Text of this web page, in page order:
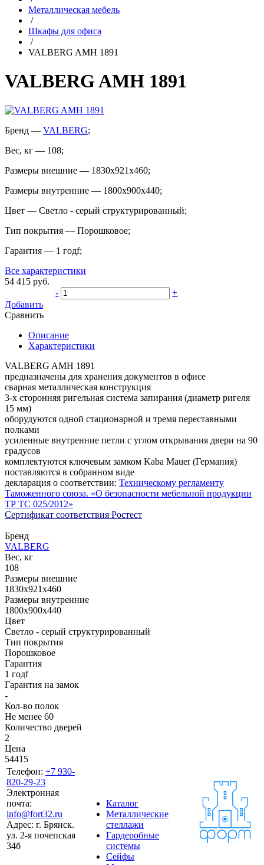
Металлическая мебель
/
Шкафы для офиса
/
VALBERG AMH 1891
VALBERG AMH 1891
Бренд — VALBERG;
Вес, кг — 108;
Размеры внешние — 1830x921x460;
Размеры внутренние — 1800x900x440;
Цвет — Светло - серый структурированный;
Тип покрытия — Порошковое;
Гарантия — 1 годf;
Все характеристики
54 415 руб.
-
+
Добавить
Сравнить
Описание
Характеристики
VALBERG AMH 1891
предназначены для хранения документов в офисе
сварная металлическая конструкция
3-х сторонняя ригельная система запирания (диаметр ригеля
15 мм)
оборудуются одной стационарной и тремя переставными
полками
усиленные внутренние петли с углом открывания двери на 90
градусов
комплектуются ключевым замком Kaba Mauer (Германия)
поставляются в собранном виде
декларация о соответствии: Техническому регламенту
Таможенного союза. «О безопасности мебельной продукции
ТР ТС 025/2012»
Сертификат соответствия Ростест
Бренд
VALBERG
Вес, кг
108
Размеры внешние
1830x921x460
Размеры внутренние
1800x900x440
Цвет
Светло - серый структурированный
Тип покрытия
Порошковое
Гарантия
1 годf
Гарантия на замок
-
Кол-во полок
Не менее 60
Количество дверей
2
Цена
54415
Телефон: +7 930-
820-29-23
Электронная
почта:
info@fort32.ru
Адрес: г. Брянск.
ул. 2-я почепская
34б
Каталог
Металлические
стеллажи
Гардеробные
системы
Сейфы